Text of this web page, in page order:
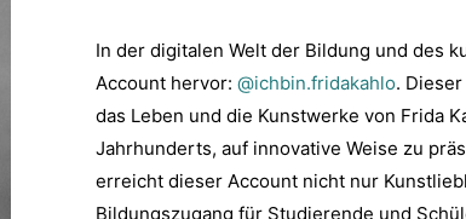
In der digitalen Welt der Bildung und des
Account hervor:@ichbin.fridakahlo.
das Leben und die Kunstwerke von Frida
Jahrhunderts, auf innovative Weise zu
erreicht dieser Account nicht nur
Bildungszugang für Studierende und